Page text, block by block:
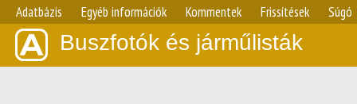
Adatbázis Egyéb információk Kommentek Frissítések Súgó
Buszfotók és járműlisták